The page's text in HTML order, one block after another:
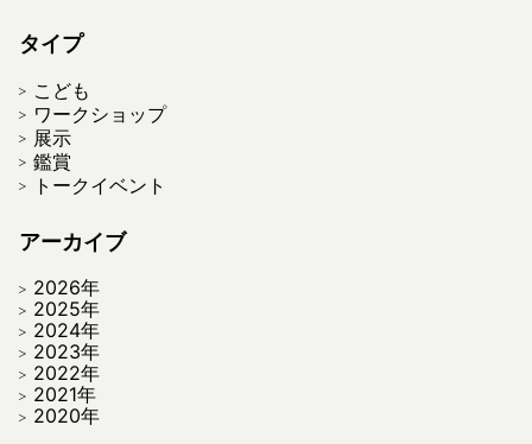
タイプ
こども
ワークショップ
展示
鑑賞
トークイベント
アーカイブ
2026年
2025年
2024年
2023年
2022年
2021年
2020年